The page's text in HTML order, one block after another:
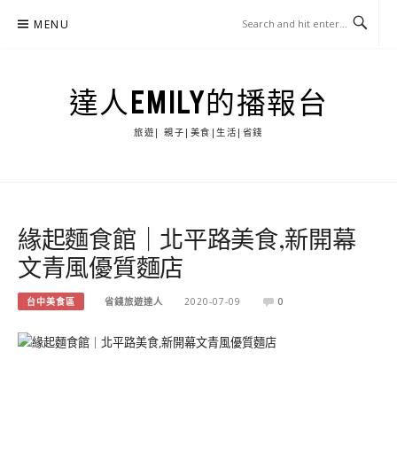
MENU
達人EMILY的播報台
旅遊| 親子|美食|生活|省錢
緣起麵食館｜北平路美食,新開幕
文青風優質麵店
台中美食區 省錢旅遊達人 2020-07-09 0